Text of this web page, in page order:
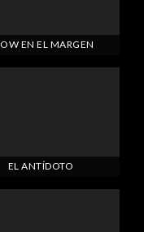
EN EL MARGEN
EL ANTÍDOTO